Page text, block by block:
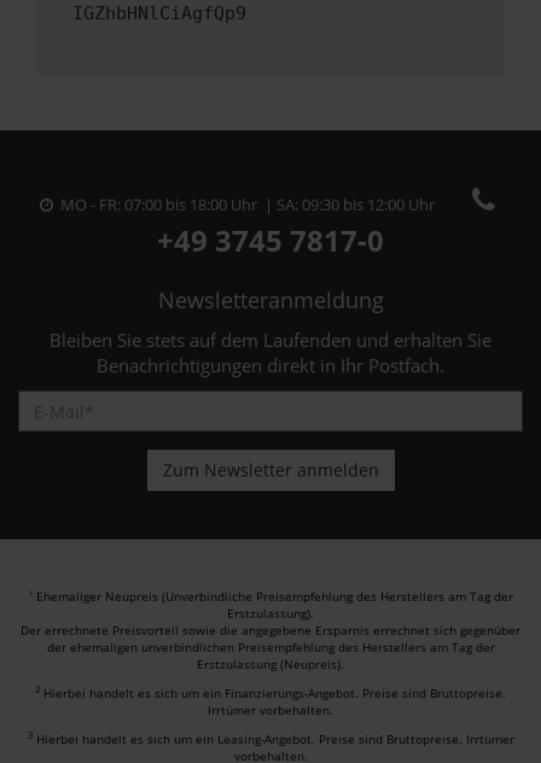
IGZhbHNlCiAgfQp9
MO - FR: 07:00 bis 18:00 Uhr | SA: 09:30 bis 12:00 Uhr
+49 3745 7817-0
Newsletteranmeldung
Bleiben Sie stets auf dem Laufenden und erhalten Sie
Benachrichtigungen direkt in Ihr Postfach.
1 Ehemaliger Neupreis (Unverbindliche Preisempfehlung des Herstellers am Tag der
Erstzulassung).
Der errechnete Preisvorteil sowie die angegebene Ersparnis errechnet sich gegenüber
der ehemaligen unverbindlichen Preisempfehlung des Herstellers am Tag der
Erstzulassung (Neupreis).
2 Hierbei handelt es sich um ein Finanzierungs-Angebot. Preise sind Bruttopreise.
Irrtümer vorbehalten.
3 Hierbei handelt es sich um ein Leasing-Angebot. Preise sind Bruttopreise. Irrtümer
vorbehalten.